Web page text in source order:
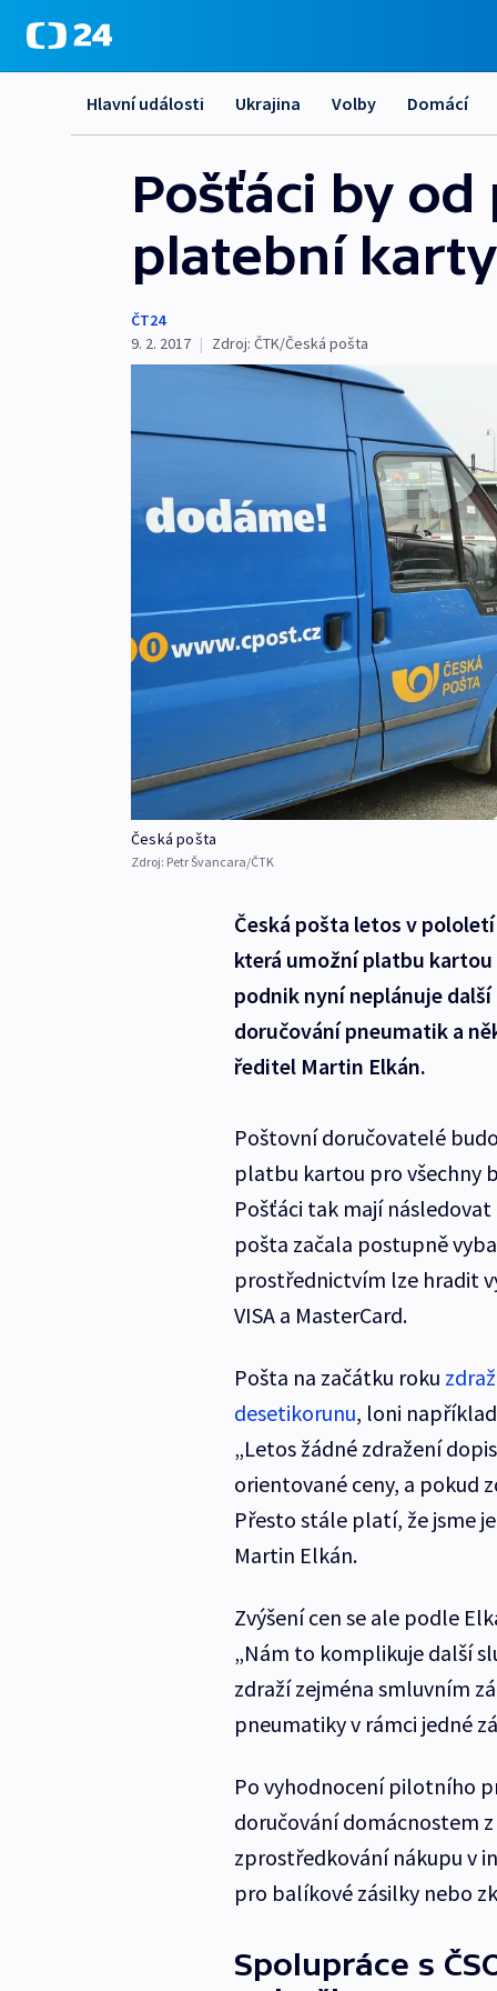
Hlavní události Ukrajina Volby Domácí
Pošťáci by
platební karty
ČT24
9. 2. 2017 | Zdroj: ČTK/Česká pošta
Česká pošta
Zdroj: Petr Švancara/ČTK
Česká pošta letos v
která umožní platbu
podnik nyní neplánuje
doručování pneumatik a
ředitel Martin Elkán.
Poštovní doručovatelé
platbu kartou pro všechny
Pošťáci tak mají
pošta začala postupně
prostřednictvím lze hradit
VISA a MasterCard.
Pošta na začátku roku
desetikorunu, loni
„Letos žádné zdražení
orientované ceny, a pokud
Přesto stále platí, že jsme
Martin Elkán.
Zvýšení cen se ale podle
„Nám to komplikuje další
zdraží zejména smluvním
pneumatiky v rámci jedné
Po vyhodnocení pilotního
doručování domácnostem
zprostředkování nákupu v
pro balíkové zásilky nebo
Spolupráce s